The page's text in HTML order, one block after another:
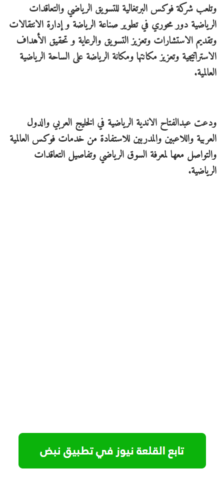
وتلعب شركة فوكس البرتغالية للتسويق الرياضي والتعاقدات
الرياضية دور محوري في تطوير صناعة الرياضة و إدارة الانتقالات
وتقديم الاستشارات وتعزيز التسويق والرعاية و تحقيق الأهداف
الاستراتيجية وتعزيز مكانتها ومكانة الرياضة على الساحة الرياضية
العالمية.
ودعت عبدالفتاح الاندية الرياضية في الخليج العربي والدول
العربية واللاعبين والمدربين للاستفادة من خدمات فوكس العالمية
والتواصل معها لمعرفة السوق الرياضي وتفاصيل التعاقدات
الرياضية.